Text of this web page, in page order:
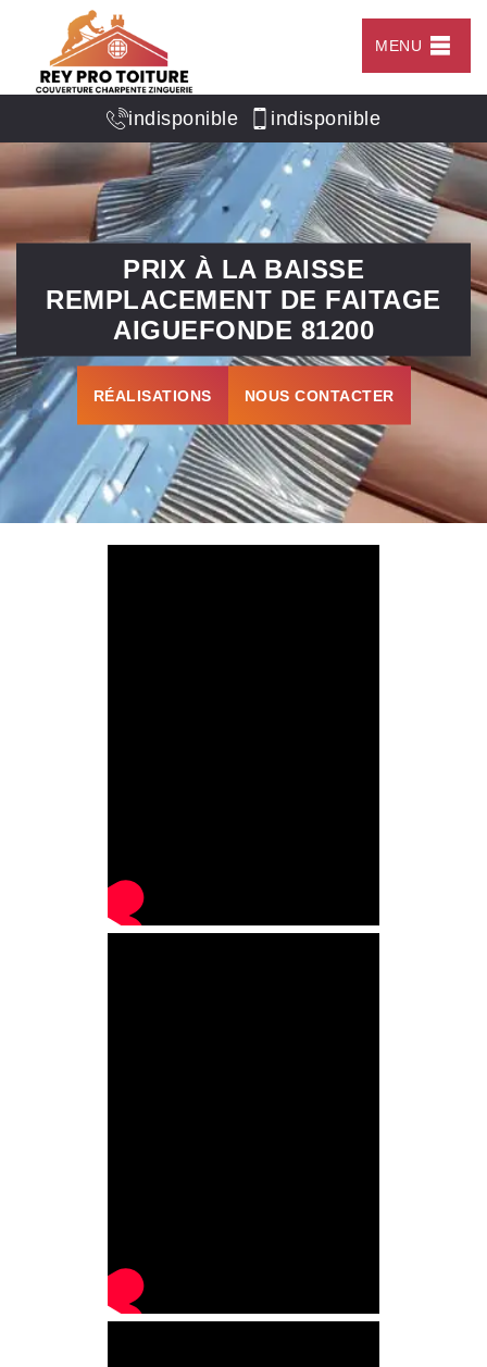
MENU
indisponible indisponible
PRIX À LA BAISSE
REMPLACEMENT DE FAITAGE
AIGUEFONDE 81200
RÉALISATIONS NOUS CONTACTER